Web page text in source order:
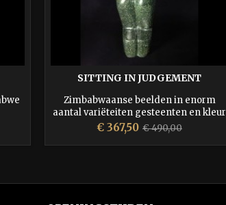
SITTING IN JUDGEMENT
Zimbabwaanse beelden in enorm
aantal variëteiten gesteenten en kleur
Prijs
€ 367,50 Normale
prijs
€ 490,00